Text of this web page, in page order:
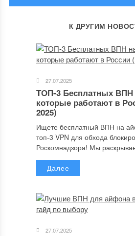
ОСТАВИТЬ
Ваш адрес email не будет опубликован.
помечены*
К ДРУГИМ
27.07.2025
ТОП-3 Бесплатных ВПН
которые работают в
2025)
Ищете бесплатный ВПН на
топ-3 VPN для обхода
Роскомнадзора! Мы
Далее
27.07.2025